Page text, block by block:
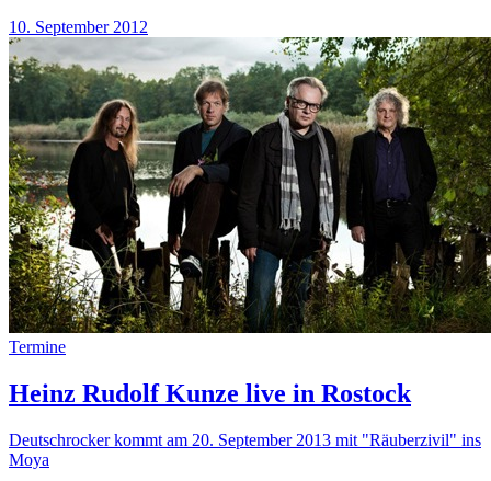
10. September 2012
Termine
Heinz Rudolf Kunze live in Rostock
Deutschrocker kommt am 20. September 2013 mit "Räuberzivil" ins
Moya